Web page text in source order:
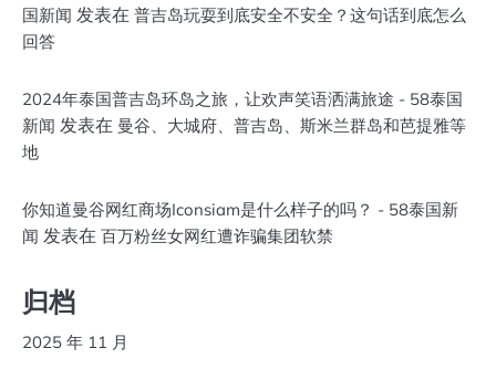
国新闻 发表在 普吉岛玩耍到底安全不安全？这句话到底怎么
回答
2024年泰国普吉岛环岛之旅，让欢声笑语洒满旅途 - 58泰国
新闻 发表在 曼谷、大城府、普吉岛、斯米兰群岛和芭提雅等
地
你知道曼谷网红商场Iconsiam是什么样子的吗？ - 58泰国新
闻 发表在 百万粉丝女网红遭诈骗集团软禁
归档
2025 年 11 月